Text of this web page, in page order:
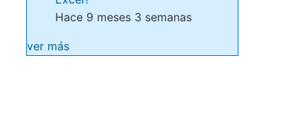
Hace 9 meses 3 semanas
ver más